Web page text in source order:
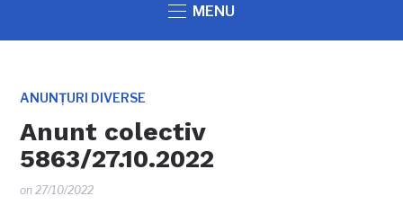
MENU
ANUNȚURI DIVERSE
Anunt colectiv
5863/27.10.2022
on27/10/2022